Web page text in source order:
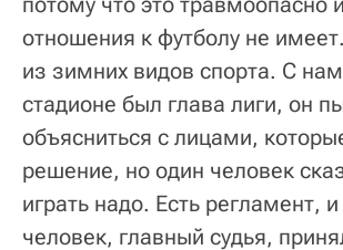
отношения к футболу не
из зимних видов спорта. С
стадионе был глава лиги, он
объясниться с лицами,
решение, но один человек
играть надо. Есть регламент,
человек, главный судья,